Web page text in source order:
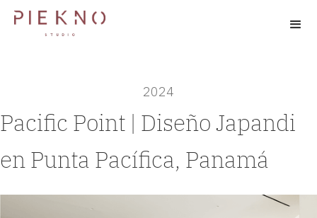
2024
Pacific Point | Diseño Japandi
en Punta Pacífica, Panamá